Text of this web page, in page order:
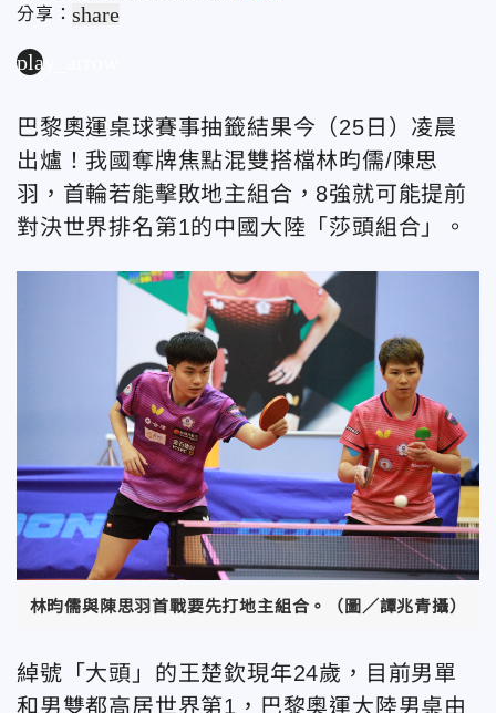
分享：share
play_arrow
巴黎奧運桌球賽事抽籤結果今（25日）凌晨
出爐！我國奪牌焦點混雙搭檔林昀儒/陳思
羽，首輪若能擊敗地主組合，8強就可能提前
對決世界排名第1的中國大陸「莎頭組合」。
林昀儒與陳思羽首戰要先打地主組合。（圖／譚兆青攝）
綽號「大頭」的王楚欽現年24歲，目前男單
和男雙都高居世界第1，巴黎奧運大陸男桌由